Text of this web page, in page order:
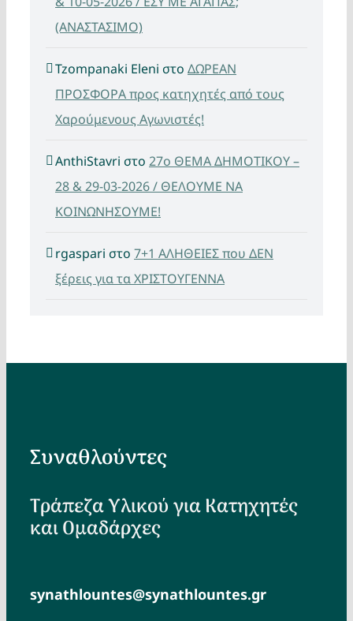
(ΑΝΑΣΤΑΣΙΜΟ)
Tzompanaki Eleni στο ΔΩΡΕΑΝ
ΠΡΟΣΦΟΡΑ προς κατηχητές από τους
Χαρούμενους Αγωνιστές!
AnthiStavri στο 27ο ΘΕΜΑ ΔΗΜΟΤΙΚΟΥ –
28 & 29-03-2026 / ΘΕΛΟΥΜΕ ΝΑ
ΚΟΙΝΩΝΗΣΟΥΜΕ!
rgaspari στο 7+1 ΑΛΗΘΕΙΕΣ που ΔΕΝ
ξέρεις για τα ΧΡΙΣΤΟΥΓΕΝΝΑ
Συναθλούντες
Τράπεζα Υλικού για Κατηχητές
και Ομαδάρχες
synathlountes@synathlountes.gr